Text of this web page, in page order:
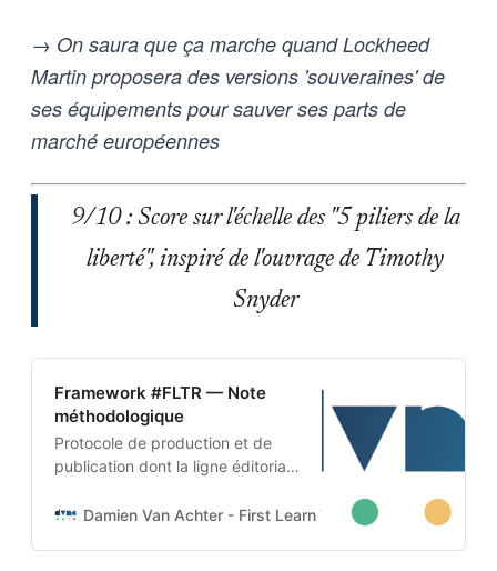
→ On saura que ça marche quand Lockheed
Martin proposera des versions 'souveraines' de
ses équipements pour sauver ses parts de
marché européennes
9/10 : Score sur l'échelle des "5 piliers de la
liberté", inspiré de l'ouvrage de Timothy
Snyder
Framework #FLTR — Note
méthodologique
Protocole de production et de
publication dont la ligne éditoriale
projet. Cette architecture auto-
Damien Van Achter - First Learn The Rules. Then Break